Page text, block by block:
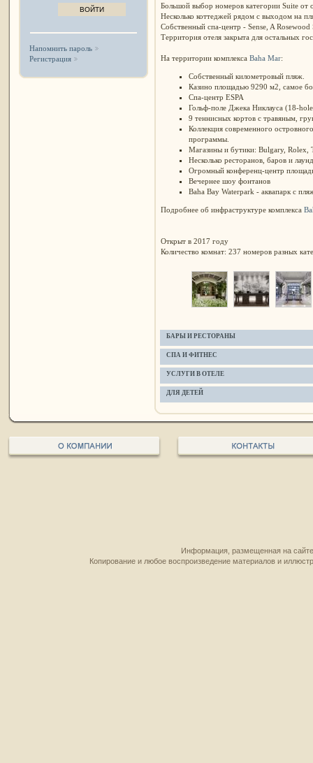
Напомнить пароль
Регистрация
Большой выбор номеров категории Suite от
Несколько коттеджей рядом с выходом на
Собственный спа-центр - Sense, A Rosewood
Территория отеля закрыта для остальных
На территории комплекса Baha Mar:
Собственный километровый пляж.
Казино площадью 9290 м2, самое
Спа-центр ESPA
Гольф-поле Джека Никлауса (18-
9 теннисных кортов с травяным,
Коллекция современного
программы.
Магазины и бутики: Bulgary,
Несколько ресторанов, баров и
Огромный конференц-центр
Вечернее шоу фонтанов
Baha Bay Waterpark - аквапарк с
Подробнее об инфраструктуре комплекса
Открыт в 2017 году
Количество комнат: 237 номеров разных
БАРЫ И РЕСТОРАНЫ
СПА И ФИТНЕС
УСЛУГИ В ОТЕЛЕ
ДЛЯ ДЕТЕЙ
Информация, размещенная на
Копирование и любое воспроизведение материалов и